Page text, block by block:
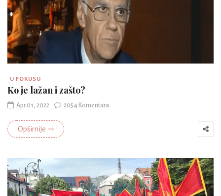
U FOKUSU
Ko je lažan i zašto?
Apr 01, 2022 2054 Komentara
Opširnije ⇾